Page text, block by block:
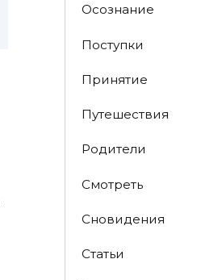
Осознание
Поступки
Принятие
Путешествия
Родители
Смотреть
Сновидения
Статьи